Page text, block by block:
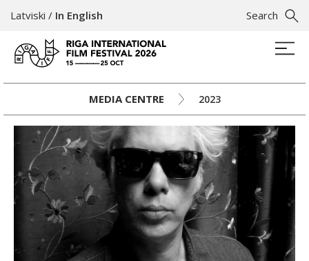
Search
Latviski / In English
MEDIA CENTRE 2023